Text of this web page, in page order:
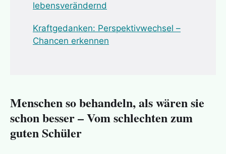
lebensverändernd
Kraftgedanken: Perspektivwechsel –
Chancen erkennen
Menschen so behandeln, als wären sie
schon besser – Vom schlechten zum
guten Schüler